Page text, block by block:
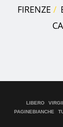
FIRENZE
LIBERO
PAGINEBIANCHE